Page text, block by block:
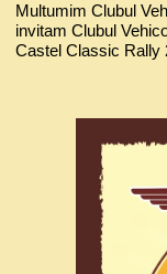
Multumim Clubul
invitam Clubul
Castel Classic Rally